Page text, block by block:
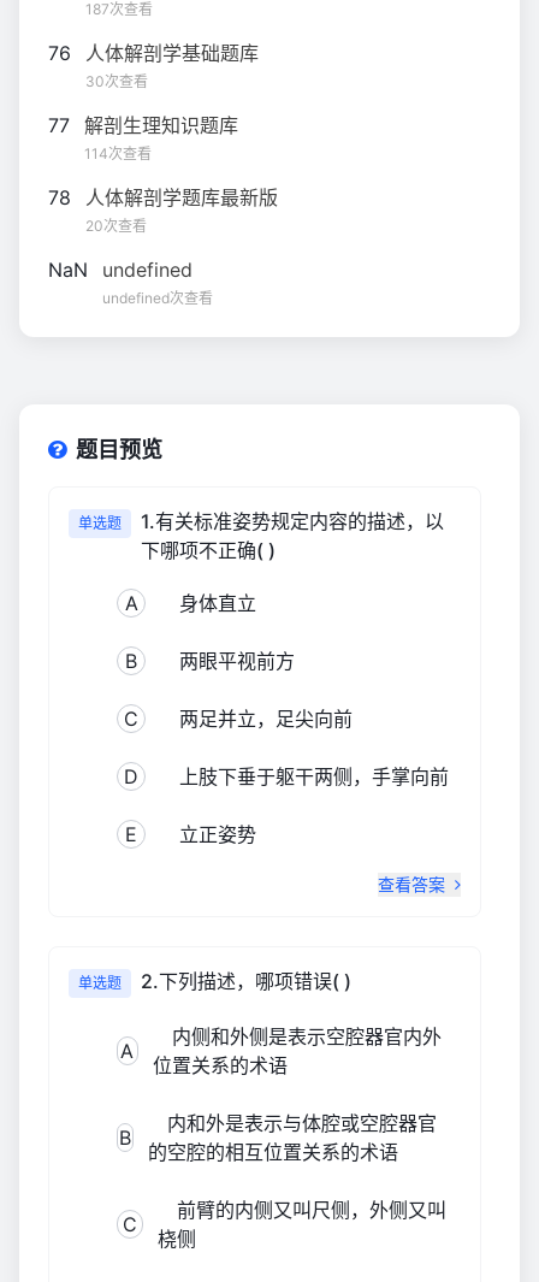
187次查看
76 人体解剖学基础题库
30次查看
77 解剖生理知识题库
114次查看
78 人体解剖学题库最新版
20次查看
NaN undefined
undefined次查看
题目预览
单选题
1.有关标准姿势规定内容的描述，以
下哪项不正确( )
A 身体直立
B 两眼平视前方
C 两足并立，足尖向前
D 上肢下垂于躯干两侧，手掌向前
E 立正姿势
查看答案
单选题 2.下列描述，哪项错误( )
A
内侧和外侧是表示空腔器官内外
位置关系的术语
B
内和外是表示与体腔或空腔器官
的空腔的相互位置关系的术语
C
前臂的内侧又叫尺侧，外侧又叫
桡侧